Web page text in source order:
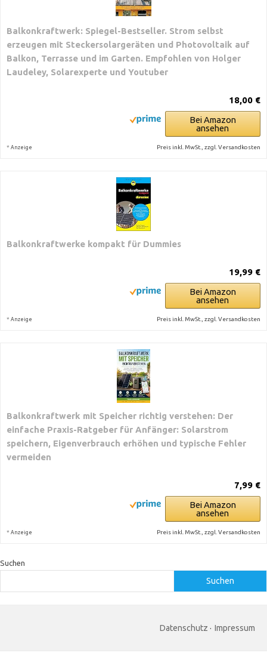
Balkonkraftwerk: Spiegel-Bestseller. Strom selbst
erzeugen mit Steckersolargeräten und Photovoltaik auf
Balkon, Terrasse und im Garten. Empfohlen von Holger
Laudeley, Solarexperte und Youtuber
18,00 €
Bei Amazon
ansehen
* Anzeige Preis inkl. MwSt., zzgl. Versandkosten
Balkonkraftwerke kompakt für Dummies
19,99 €
Bei Amazon
ansehen
* Anzeige Preis inkl. MwSt., zzgl. Versandkosten
Balkonkraftwerk mit Speicher richtig verstehen: Der
einfache Praxis-Ratgeber für Anfänger: Solarstrom
speichern, Eigenverbrauch erhöhen und typische Fehler
vermeiden
7,99 €
Bei Amazon
ansehen
* Anzeige Preis inkl. MwSt., zzgl. Versandkosten
Suchen
Suchen
Datenschutz · Impressum